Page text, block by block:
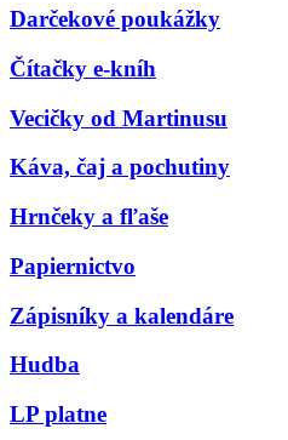
Darčekové poukážky
Čítačky e-kníh
Vecičky od Martinusu
Káva, čaj a pochutiny
Hrnčeky a fľaše
Papiernictvo
Zápisníky a kalendáre
Hudba
LP platne